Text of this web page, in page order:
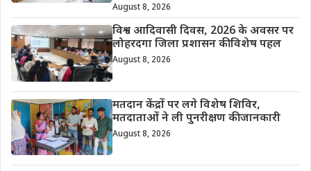
August 8, 2026
विश्व आदिवासी दिवस, 2026 के अवसर पर
लोहरदगा जिला प्रशासन की विशेष पहल
August 8, 2026
मतदान केंद्रों पर लगे विशेष शिविर,
मतदाताओं ने ली पुनरीक्षण की जानकारी
August 8, 2026